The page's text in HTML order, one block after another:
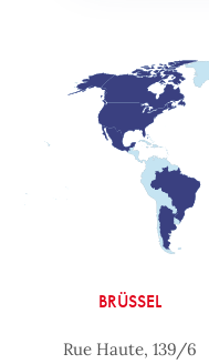
BRÜSSEL
Rue Haute, 139/6